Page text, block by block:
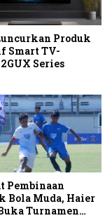
Produk
Smart TV-
Series
Pembinaan
Bola Muda, Haier
Turnamen